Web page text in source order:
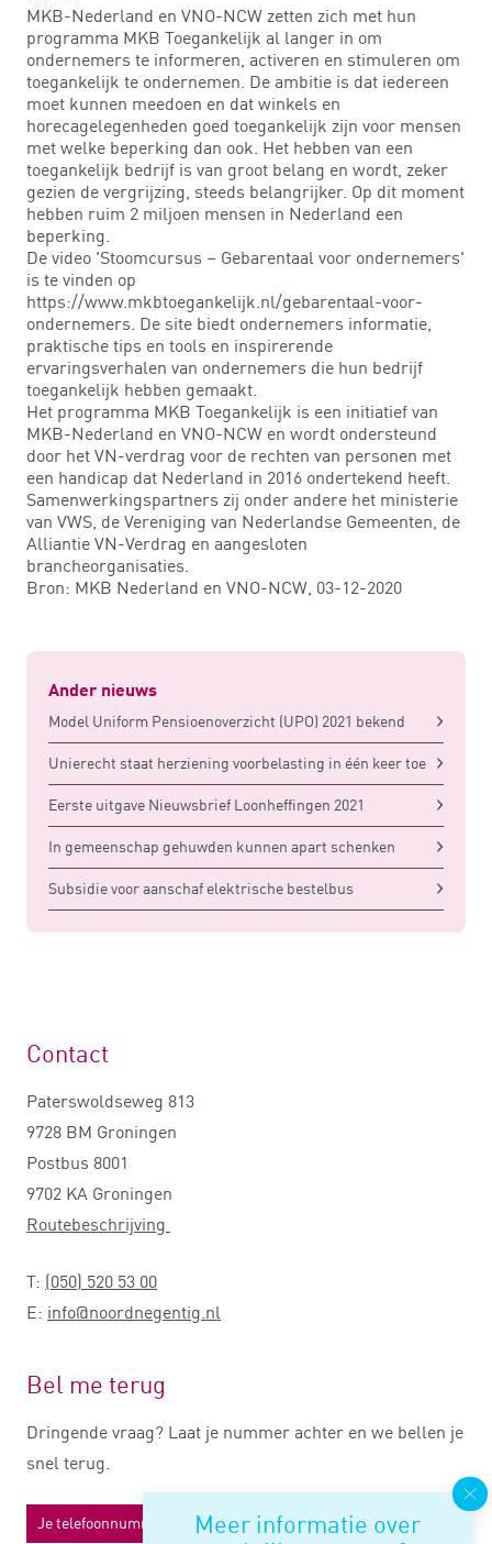
MKB-Nederland en VNO-NCW zetten zich met hun
programma MKB Toegankelijk al langer in om
ondernemers te informeren, activeren en stimuleren om
toegankelijk te ondernemen. De ambitie is dat iedereen
moet kunnen meedoen en dat winkels en
horecagelegenheden goed toegankelijk zijn voor mensen
met welke beperking dan ook. Het hebben van een
toegankelijk bedrijf is van groot belang en wordt, zeker
gezien de vergrijzing, steeds belangrijker. Op dit moment
hebben ruim 2 miljoen mensen in Nederland een
beperking.
De video 'Stoomcursus – Gebarentaal voor ondernemers'
is te vinden op
https://www.mkbtoegankelijk.nl/gebarentaal-voor-
ondernemers. De site biedt ondernemers informatie,
praktische tips en tools en inspirerende
ervaringsverhalen van ondernemers die hun bedrijf
toegankelijk hebben gemaakt.
Het programma MKB Toegankelijk is een initiatief van
MKB-Nederland en VNO-NCW en wordt ondersteund
door het VN-verdrag voor de rechten van personen met
een handicap dat Nederland in 2016 ondertekend heeft.
Samenwerkingspartners zij onder andere het ministerie
van VWS, de Vereniging van Nederlandse Gemeenten, de
Alliantie VN-Verdrag en aangesloten
brancheorganisaties.
Bron: MKB Nederland en VNO-NCW, 03-12-2020
Ander nieuws
Model Uniform Pensioenoverzicht (UPO) 2021 bekend
Unierecht staat herziening voorbelasting in één keer toe
Eerste uitgave Nieuwsbrief Loonheffingen 2021
In gemeenschap gehuwden kunnen apart schenken
Subsidie voor aanschaf elektrische bestelbus
Meer informatie over
Contact
Paterswoldseweg 813
9728 BM Groningen
Postbus 8001
9702 KA Groningen
Routebeschrijving
T: (050) 520 53 00
E: info@noordnegentig.nl
Bel me terug
Dringende vraag? Laat je nummer achter en we bellen je
snel terug.